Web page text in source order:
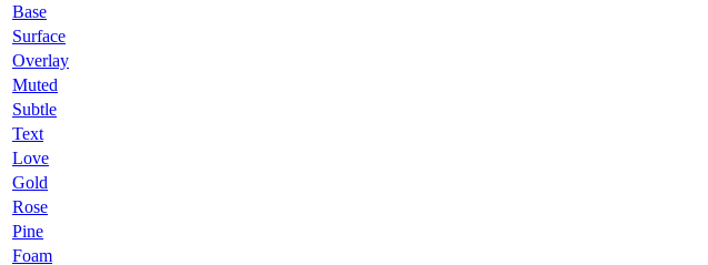
Base
Surface
Overlay
Muted
Subtle
Text
Love
Gold
Rose
Pine
Foam